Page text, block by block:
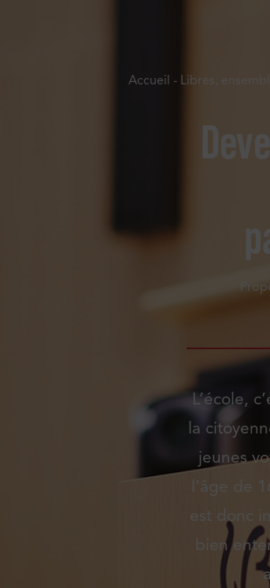
Accueil - Libres,
L’école,
la
jeunes
l’âge de
est donc
bien